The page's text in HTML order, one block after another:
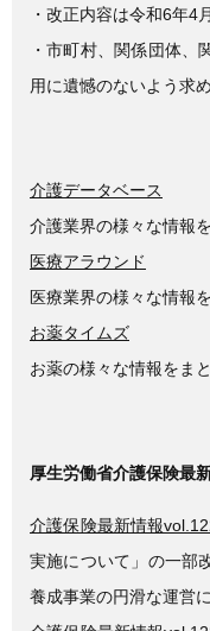
・改正内容は令和6年4
・市町村、関係団体、
用に遺憾のないよう求
介護データベース
介護業界の様々な情報
医療アラウンド
医療業界の様々な情報
お薬タイムズ
お薬の様々な情報をま
厚生労働省介護保険最
介護保険最新情報
実施について」の一
養成事業の円滑な運営